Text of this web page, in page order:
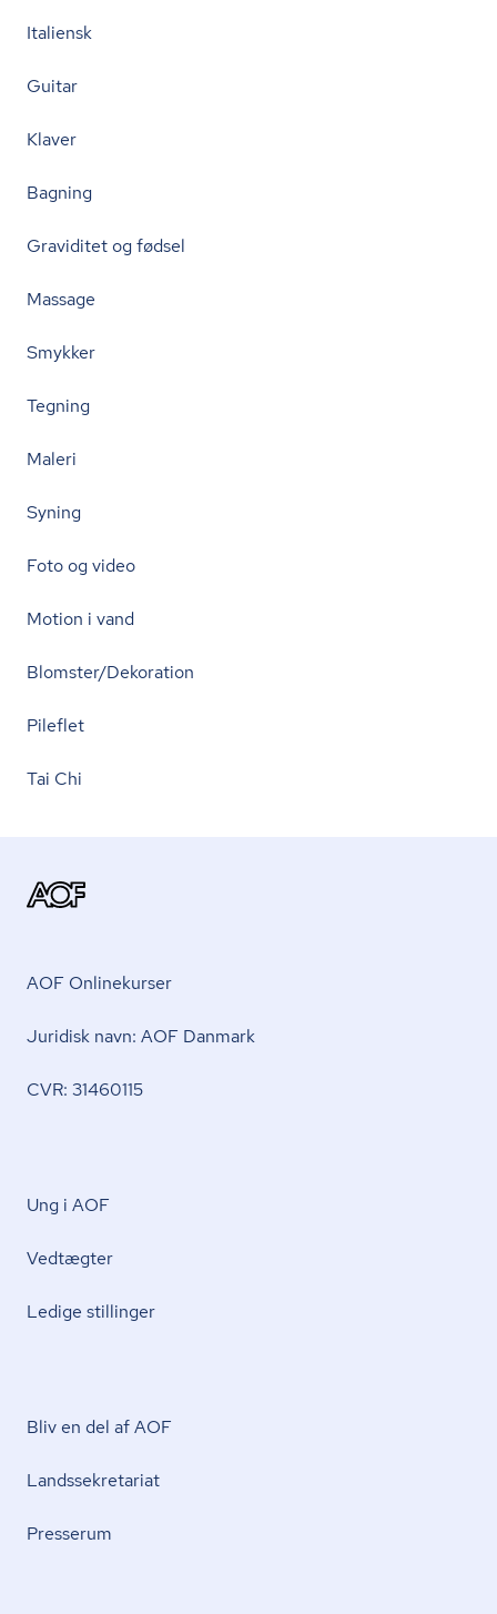
Italiensk
Guitar
Klaver
Bagning
Graviditet og fødsel
Massage
Smykker
Tegning
Maleri
Syning
Foto og video
Motion i vand
Blomster/Dekoration
Pileflet
Tai Chi
AOF Onlinekurser
Juridisk navn: AOF Danmark
CVR: 31460115
Ung i AOF
Vedtægter
Ledige stillinger
Bliv en del af AOF
Lands­se­kre­ta­ri­at
Presserum